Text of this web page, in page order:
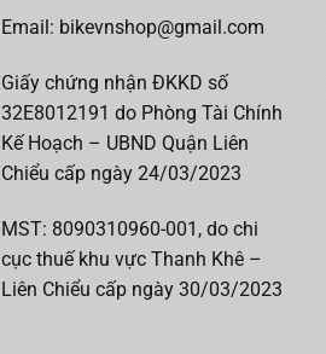
Email: bikevnshop@gmail.com
Giấy chứng nhận ĐKKD số
32E8012191 do Phòng Tài Chính
Kế Hoạch – UBND Quận Liên
Chiểu cấp ngày 24/03/2023
MST: 8090310960-001, do chi
cục thuế khu vực Thanh Khê –
Liên Chiểu cấp ngày 30/03/2023